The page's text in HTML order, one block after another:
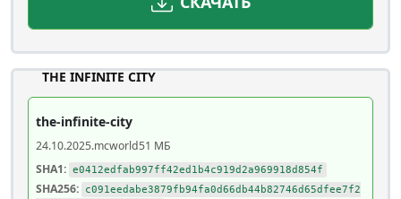
THE INFINITE CITY
the-infinite-city
24.10.2025.mcworld51 МБ
SHA1: e0412edfab997ff42ed1b4c919d2a969918d854f
SHA256:
c091eedabe3879fb94fa0d66db44b82746d65dfee7f2